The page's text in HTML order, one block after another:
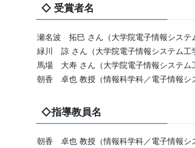
◇ 受賞者名
瀬名波 拓巳 さん（大学院電子情報システ
緑川 諒 さん（大学院電子情報システム工
馬場 大寿 さん（大学院電子情報システム
朝香 卓也 教授（情報科学科／電子情報シ
◇指導教員名
朝香 卓也 教授（情報科学科／電子情報シ